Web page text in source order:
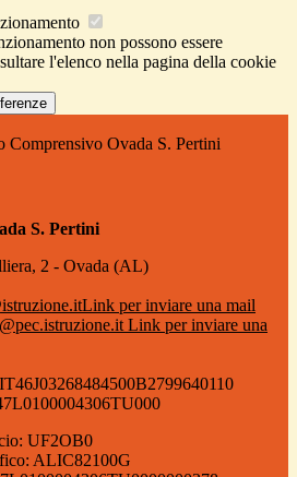
non possono essere
l'elenco nella pagina della cookie
Comprensivo Ovada S. Pertini
S. Pertini
2 - Ovada (AL)
Link per inviare una mail
Link per inviare una
UF2OB0
ALIC82100G